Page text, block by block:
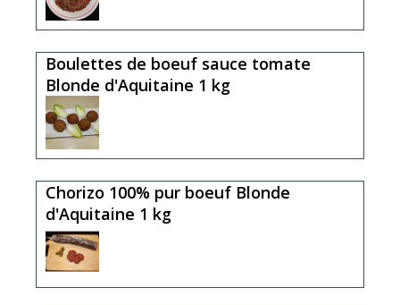
Boulettes de boeuf sauce tomate
Blonde d'Aquitaine 1 kg
Chorizo 100% pur boeuf Blonde
d'Aquitaine 1 kg